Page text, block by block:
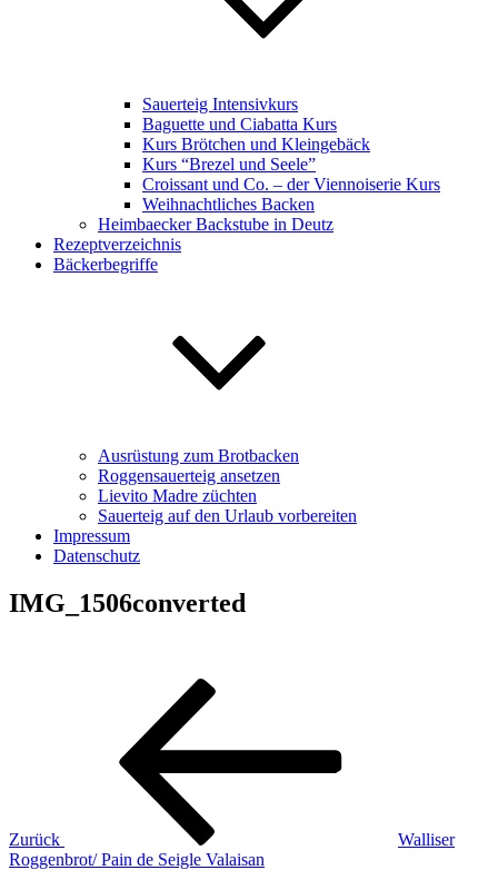
Sauerteig Intensivkurs
Baguette und Ciabatta Kurs
Kurs Brötchen und Kleingebäck
Kurs “Brezel und Seele”
Croissant und Co. – der Viennoiserie Kurs
Weihnachtliches Backen
Heimbaecker Backstube in Deutz
Rezeptverzeichnis
Bäckerbegriffe
Ausrüstung zum Brotbacken
Roggensauerteig ansetzen
Lievito Madre züchten
Sauerteig auf den Urlaub vorbereiten
Impressum
Datenschutz
IMG_1506converted
Beitragsnavigation
Zurück
Walliser
Roggenbrot/ Pain de Seigle Valaisan